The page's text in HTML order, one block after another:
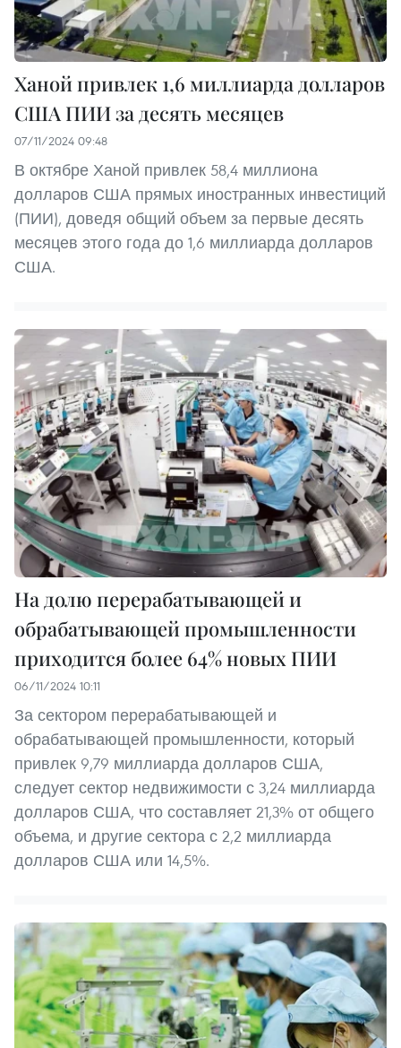
Ханой привлек 1,6 миллиарда долларов
США ПИИ за десять месяцев
07/11/2024 09:48
В октябре Ханой привлек 58,4 миллиона
долларов США прямых иностранных инвестиций
(ПИИ), доведя общий объем за первые десять
месяцев этого года до 1,6 миллиарда долларов
США.
На долю перерабатывающей и
обрабатывающей промышленности
приходится более 64% новых ПИИ
06/11/2024 10:11
За сектором перерабатывающей и
обрабатывающей промышленности, который
привлек 9,79 миллиарда долларов США,
следует сектор недвижимости с 3,24 миллиарда
долларов США, что составляет 21,3% от общего
объема, и другие сектора с 2,2 миллиарда
долларов США или 14,5%.